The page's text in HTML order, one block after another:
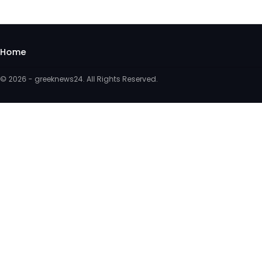
Home
© 2026 - greeknews24. All Rights Reserved.